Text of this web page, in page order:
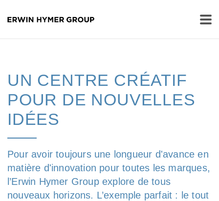
UN CENTRE CRÉATIF
POUR DE NOUVELLES
IDÉES
Pour avoir toujours une longueur d'avance en
matière d'innovation pour toutes les marques,
l’Erwin Hymer Group explore de tous
nouveaux horizons. L’exemple parfait : le tout